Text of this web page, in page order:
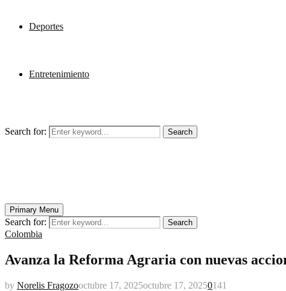
Deportes
Entretenimiento
Search for: Search
Primary Menu
Search for: Search
Colombia
Avanza la Reforma Agraria con nuevas
by Norelis Fragozooctubre 17, 2025octubre 17, 20250141